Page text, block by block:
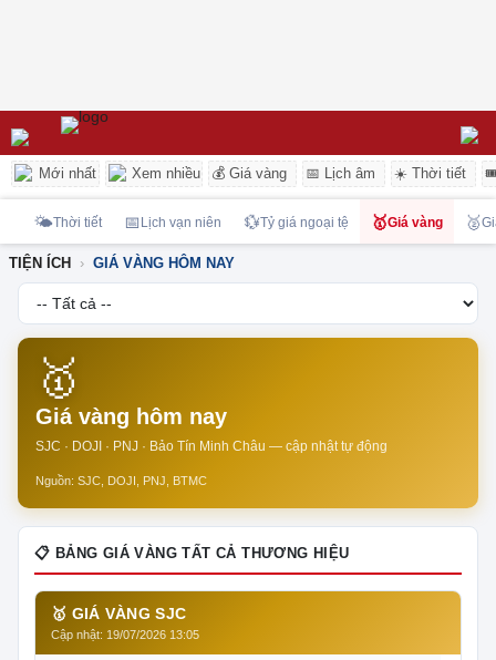
Mới nhất Xem nhiều 💰 Giá vàng 📅 Lịch âm ☀️ Thời tiết
🌤️Thời tiết 📅 Lịch vạn niên 💱Tỷ giá ngoại tệ 🥇Giá vàng 🥈
TIỆN ÍCH GIÁ VÀNG HÔM NAY
🥇
Giá vàng hôm nay
SJC · DOJI · PNJ · Bảo Tín Minh Châu — cập nhật tự động
Nguồn: SJC, DOJI, PNJ, BTMC
📋 BẢNG GIÁ VÀNG TẤT CẢ THƯƠNG HIỆU
🥇 GIÁ VÀNG SJC
Cập nhật: 19/07/2026 13:05